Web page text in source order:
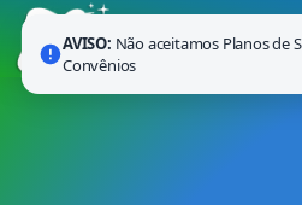
AVISO: Não aceitamos Planos de
Convênios